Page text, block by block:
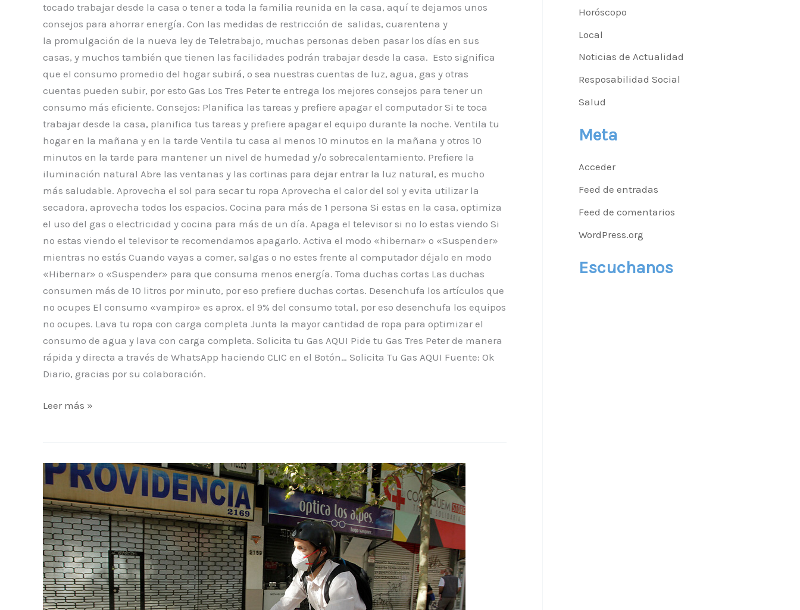
tocado trabajar desde la casa o tener a toda la familia reunida en la casa, aquí te dejamos unos
consejos para ahorrar energía. Con las medidas de restricción de salidas, cuarentena y
la promulgación de la nueva ley de Teletrabajo, muchas personas deben pasar los días en sus
casas, y muchos también que tienen las facilidades podrán trabajar desde la casa. Esto significa
que el consumo promedio del hogar subirá, o sea nuestras cuentas de luz, agua, gas y otras
cuentas pueden subir, por esto Gas Los Tres Peter te entrega los mejores consejos para tener un
consumo más eficiente. Consejos: Planifica las tareas y prefiere apagar el computador Si te toca
trabajar desde la casa, planifica tus tareas y prefiere apagar el equipo durante la noche. Ventila tu
hogar en la mañana y en la tarde Ventila tu casa al menos 10 minutos en la mañana y otros 10
minutos en la tarde para mantener un nivel de humedad y/o sobrecalentamiento. Prefiere la
iluminación natural Abre las ventanas y las cortinas para dejar entrar la luz natural, es mucho
más saludable. Aprovecha el sol para secar tu ropa Aprovecha el calor del sol y evita utilizar la
secadora, aprovecha todos los espacios. Cocina para más de 1 persona Si estas en la casa, optimiza
el uso del gas o electricidad y cocina para más de un día. Apaga el televisor si no lo estas viendo Si
no estas viendo el televisor te recomendamos apagarlo. Activa el modo «hibernar» o «Suspender»
mientras no estás Cuando vayas a comer, salgas o no estes frente al computador déjalo en modo
«Hibernar» o «Suspender» para que consuma menos energía. Toma duchas cortas Las duchas
consumen más de 10 litros por minuto, por eso prefiere duchas cortas. Desenchufa los artículos que
no ocupes El consumo «vampiro» es aprox. el 9% del consumo total, por eso desenchufa los equipos
no ocupes. Lava tu ropa con carga completa Junta la mayor cantidad de ropa para optimizar el
consumo de agua y lava con carga completa. Solicita tu Gas AQUI Pide tu Gas Tres Peter de manera
rápida y directa a través de WhatsApp haciendo CLIC en el Botón… Solicita Tu Gas AQUI Fuente: Ok
Diario, gracias por su colaboración.
Leer más »
Actualidad:
Cuatro
horas
para
ir
al
supermercado
o
la
Horóscopo
Local
Noticias de Actualidad
Resposabilidad Social
Salud
Meta
Acceder
Feed de entradas
Feed de comentarios
WordPress.org
Escuchanos